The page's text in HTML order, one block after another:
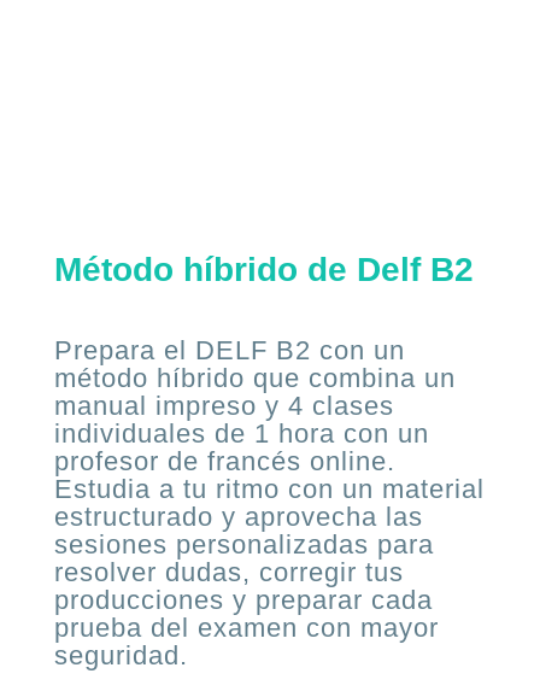
Método híbrido de Delf B2
Prepara el DELF B2 con un
método híbrido que combina un
manual impreso y 4 clases
individuales de 1 hora con un
profesor de francés online.
Estudia a tu ritmo con un material
estructurado y aprovecha las
sesiones personalizadas para
resolver dudas, corregir tus
producciones y preparar cada
prueba del examen con mayor
seguridad.